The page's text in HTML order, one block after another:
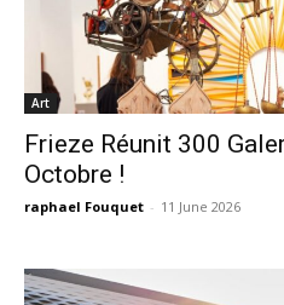
Art
Frieze Réunit 300
Octobre !
raphael Fouquet - 11 June 2026